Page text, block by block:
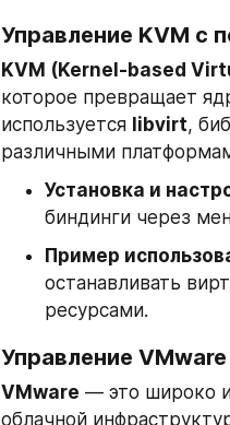
Управление KVM с
KVM (Kernel-based
которое превращает
используется libvirt,
различными
Установка и
биндинги через
Пример
останавливать
ресурсами.
Управление
VMware — это широко
облачной